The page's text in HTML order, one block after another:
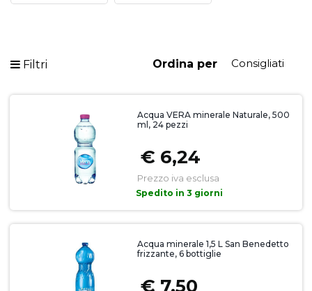
Filtri Ordina per
Acqua VERA minerale Naturale, 500
ml, 24 pezzi
€ 6,24
Prezzo iva esclusa
Spedito in 3 giorni
Acqua minerale 1,5 L San Benedetto
frizzante, 6 bottiglie
€ 7,50